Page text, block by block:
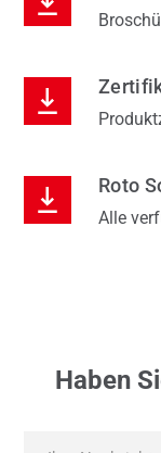
Roto
Alle
Haben